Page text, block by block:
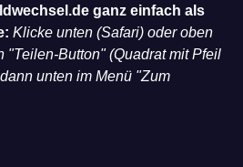
ganz einfach als
Klicke unten (Safari) oder oben
"Teilen-Button" (Quadrat mit Pfeil
unten im Menü "Zum